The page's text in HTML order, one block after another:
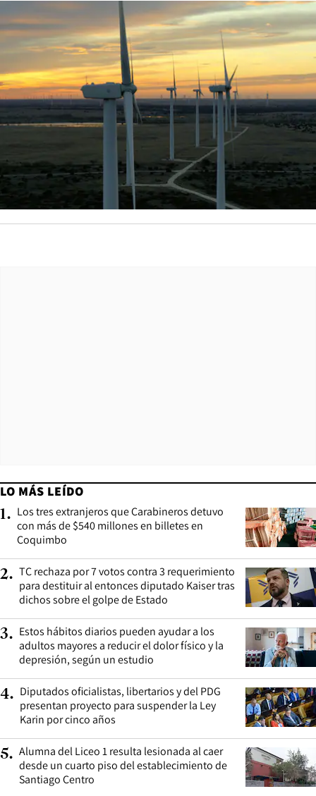
LO MÁS LEÍDO
1. Los tres extranjeros que Carabineros detuvo
con más de $540 millones en billetes en
Coquimbo
2. TC rechaza por 7 votos contra 3 requerimiento
para destituir al entonces diputado Kaiser tras
dichos sobre el golpe de Estado
3. Estos hábitos diarios pueden ayudar a los
adultos mayores a reducir el dolor físico y la
depresión, según un estudio
4. Diputados oficialistas, libertarios y del PDG
presentan proyecto para suspender la Ley
Karin por cinco años
5. Alumna del Liceo 1 resulta lesionada al caer
desde un cuarto piso del establecimiento de
Santiago Centro